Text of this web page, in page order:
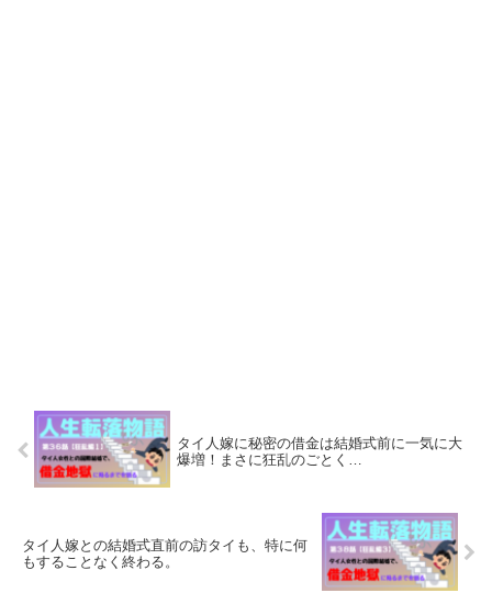
タイ人嫁に秘密の借金は結婚式前に一気に大
爆増！まさに狂乱のごとく…
タイ人嫁との結婚式直前の訪タイも、特に何
もすることなく終わる。